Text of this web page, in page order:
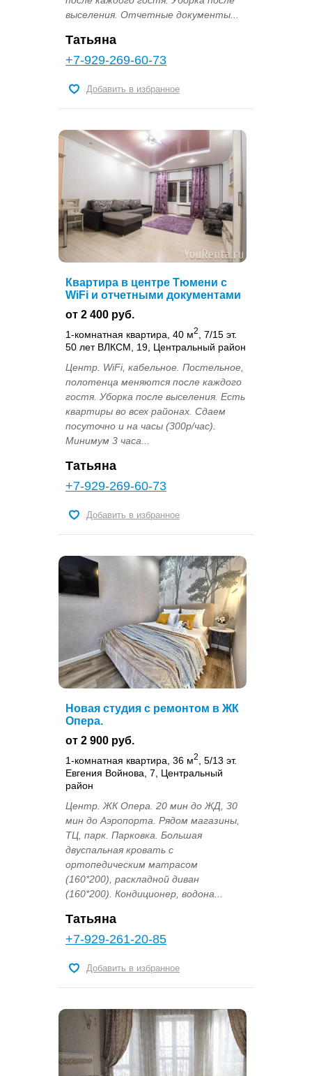
выселения. Отчетные документы...
Татьяна
+7-929-269-60-73
Добавить в избранное
Квартира в центре Тюмени с
WiFi и отчетными документами
от 2 400 руб.
1-комнатная квартира, 40 м2
, 7/15 эт.
50 лет ВЛКСМ, 19, Центральный район
Центр. WiFi, кабельное. Постельное,
полотенца меняются после каждого
гостя. Уборка после выселения. Есть
квартиры во всех районах. Сдаем
посуточно и на часы (300р/час).
Минимум 3 часа...
Татьяна
+7-929-269-60-73
Добавить в избранное
Новая студия с ремонтом в ЖК
Опера.
от 2 900 руб.
1-комнатная квартира, 36 м2
, 5/13 эт.
Евгения Войнова, 7, Центральный
район
Центр. ЖК Опера. 20 мин до ЖД, 30
мин до Аэропорта. Рядом магазины,
ТЦ, парк. Парковка. Большая
двуспальная кровать с
ортопедическим матрасом
(160*200), раскладной диван
(160*200). Кондиционер, водона...
Татьяна
+7-929-261-20-85
Добавить в избранное